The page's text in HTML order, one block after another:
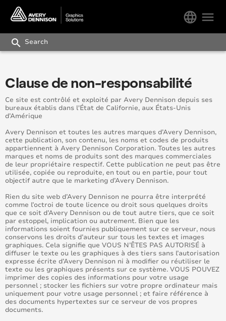
menu
language
search
Clause de non-responsabilité
Ce site est contrôlé et exploité par Avery Dennison depuis ses
bureaux établis dans l'État de Californie, aux États-Unis
d’Amérique
Avery Dennison et toutes les autres marques d’Avery Dennison,
cette publication, son contenu, les noms et codes de produits
appartiennent à Avery Dennison Corporation. Toutes les autres
marques et noms de produits sont des marques commerciales
de leur propriétaire respectif. Cette publication ne peut pas être
utilisée, copiée ou reproduite, en tout ou en partie, pour tout
objectif autre que le marketing d’Avery Dennison.
Rien du site web d’Avery Dennison ne pourra être interprété
comme l’octroi de toute licence ou droit sous quelques droits
que ce soit d’Avery Dennison ou de tout autre tiers, que ce soit
par estoppel, implication ou autrement. Bien que les
informations soient fournies publiquement sur ce serveur, nous
conservons les droits d’auteur sur tous les textes et images
graphiques. Cela signifie que VOUS N’ÊTES PAS AUTORISÉ à
diffuser le texte ou les graphiques à des tiers sans l’autorisation
expresse écrite d’Avery Dennison ni à modifier ou réutiliser le
texte ou les graphiques présents sur ce système. VOUS POUVEZ
imprimer des copies des informations pour votre usage
personnel ; stocker les fichiers sur votre propre ordinateur mais
uniquement pour votre usage personnel ; et faire référence à
des documents hypertextes sur ce serveur de vos propres
documents.